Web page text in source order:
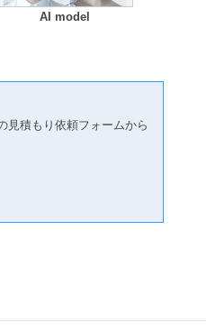
AI model
見積もり依頼フォームから